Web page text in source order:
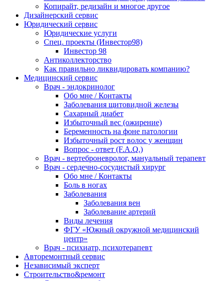
Копирайт, редизайн и многое другое
Дизайнерский сервис
Юридический сервис
Юридические услуги
Спец. проекты (Инвестор98)
Инвестор 98
Антиколлекторство
Как правильно ликвидировать компанию?
Медицинский сервис
Врач - эндокринолог
Обо мне / Контакты
Заболевания щитовидной железы
Сахарный диабет
Избыточный вес (ожирение)
Беременность на фоне патологии
Избыточный рост волос у женщин
Вопрос - ответ (F.A.Q.)
Врач - вертеброневролог, мануальный терапевт
Врач - сердечно-сосудистый хирург
Обо мне / Контакты
Боль в ногах
Заболевания
Заболевания вен
Заболевание артерий
Виды лечения
ФГУ «Южный окружной медицинский
центр»
Врач - психиатр, психотерапевт
Авторемонтный сервис
Независимый эксперт
Строительство&ремонт